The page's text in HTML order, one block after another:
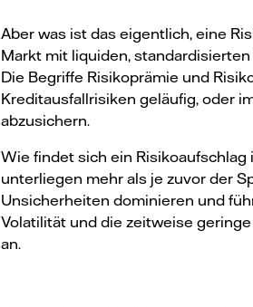
Aber was ist das eigentlich, eine
Markt mit liquiden,
Die Begriffe Risikoprämie und
Kreditausfallrisiken geläufig, oder
abzusichern.
Wie findet sich ein
unterliegen mehr als je zuvor der
Unsicherheiten dominieren und
Volatilität und die zeitweise
an.